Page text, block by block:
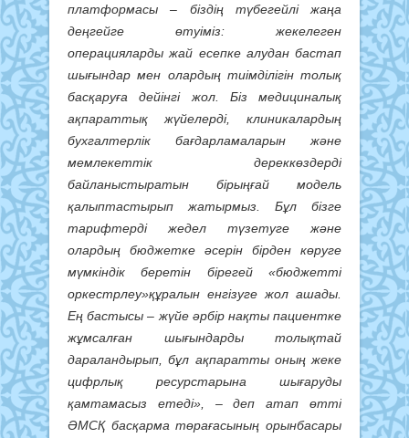
платформасы – біздің түбегейлі жаңа
деңгейге өтуіміз: жекелеген
операцияларды жай есепке алудан бастап
шығындар мен олардың тиімділігін толық
басқаруға дейінгі жол. Біз медициналық
ақпараттық жүйелерді, клиникалардың
бухгалтерлік бағдарламаларын және
мемлекеттік дереккөздерді
байланыстыратын бірыңғай модель
қалыптастырып жатырмыз. Бұл бізге
тарифтерді жедел түзетуге және
олардың бюджетке әсерін бірден көруге
мүмкіндік беретін бірегей «бюджетті
оркестрлеу»құралын енгізуге жол ашады.
Ең бастысы – жүйе әрбір нақты пациентке
жұмсалған шығындарды толықтай
дараландырып, бұл ақпаратты оның жеке
цифрлық ресурстарына шығаруды
қамтамасыз етеді», – деп атап өтті
ӘМСҚ басқарма төрағасының орынбасары